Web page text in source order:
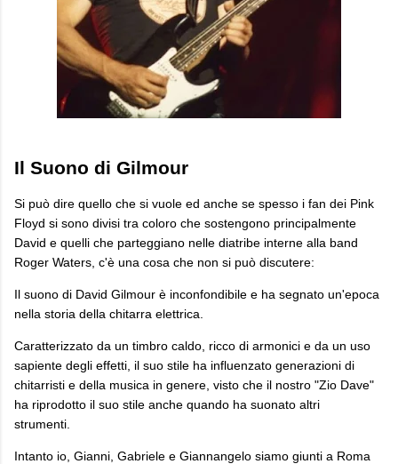
Il Suono di Gilmour
Si può dire quello che si vuole ed anche se spesso i fan dei Pink
Floyd si sono divisi tra coloro che sostengono principalmente
David e quelli che parteggiano nelle diatribe interne alla band
Roger Waters, c'è una cosa che non si può discutere:
Il suono di David Gilmour è inconfondibile e ha segnato un'epoca
nella storia della chitarra elettrica.
Caratterizzato da un timbro caldo, ricco di armonici e da un uso
sapiente degli effetti, il suo stile ha influenzato generazioni di
chitarristi e della musica in genere, visto che il nostro "Zio Dave"
ha riprodotto il suo stile anche quando ha suonato altri
strumenti.
Intanto io, Gianni, Gabriele e Giannangelo siamo giunti a Roma